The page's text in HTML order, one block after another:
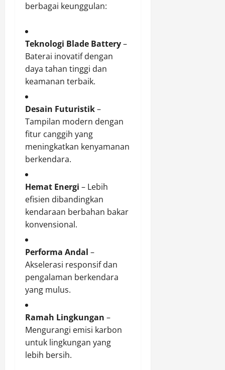
berbagai keunggulan:
Teknologi Blade Battery–
Baterai inovatif dengan
daya tahan tinggi dan
keamanan terbaik.
Desain Futuristik–
Tampilan modern dengan
fitur canggih yang
meningkatkan kenyamanan
berkendara.
Hemat Energi – Lebih
efisien dibandingkan
kendaraan berbahan bakar
konvensional.
Performa Andal –
Akselerasi responsif dan
pengalaman berkendara
yang mulus.
Ramah Lingkungan –
Mengurangi emisi karbon
untuk lingkungan yang
lebih bersih.